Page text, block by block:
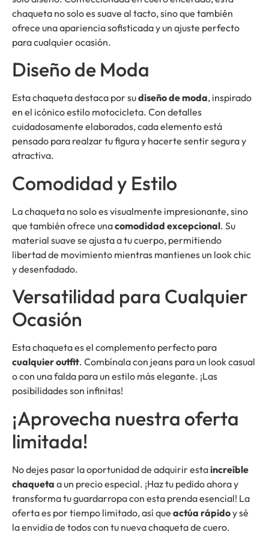
chaqueta no solo es suave al tacto, sino que también
ofrece una apariencia sofisticada y un ajuste perfecto
para cualquier ocasión.
Diseño de Moda
Esta chaqueta destaca por sudiseño de moda, inspirado
en el icónico estilo motocicleta. Con detalles
cuidadosamente elaborados, cada elemento está
pensado para realzar tu figura y hacerte sentir segura y
atractiva.
Comodidad y Estilo
La chaqueta no solo es visualmente impresionante, sino
que también ofrece unacomodidad excepcional. Su
material suave se ajusta a tu cuerpo, permitiendo
libertad de movimiento mientras mantienes un look chic
y desenfadado.
Versatilidad para Cualquier
Ocasión
Esta chaqueta es el complemento perfecto para
cualquier outfit. Combínala con jeans para un look casual
o con una falda para un estilo más elegante. ¡Las
posibilidades son infinitas!
¡Aprovecha nuestra oferta
limitada!
No dejes pasar la oportunidad de adquirir estaincreíble
chaqueta a un precio especial. ¡Haz tu pedido ahora y
transforma tu guardarropa con esta prenda esencial! La
oferta es por tiempo limitado, así que actúa rápidoy sé
la envidia de todos con tu nueva chaqueta de cuero.